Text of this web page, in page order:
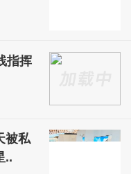
指挥
被私
..